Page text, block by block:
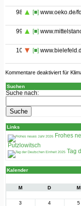
98 [■] www.oeko.de/
99 [■]
100 [■]
Kommentare deaktiviertfür
Suchen
Suche nach:
Links
Frohes
Putzlowitsch
Tag
Kalender
M
D M
3
4 5